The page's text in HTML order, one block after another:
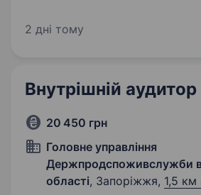
оподаткування» Умови
2 дні тому
Внутрішній аудитор
20 450 грн
Головне управління
Держпродспоживслужби в
області, Запоріжжя, 1,5 км